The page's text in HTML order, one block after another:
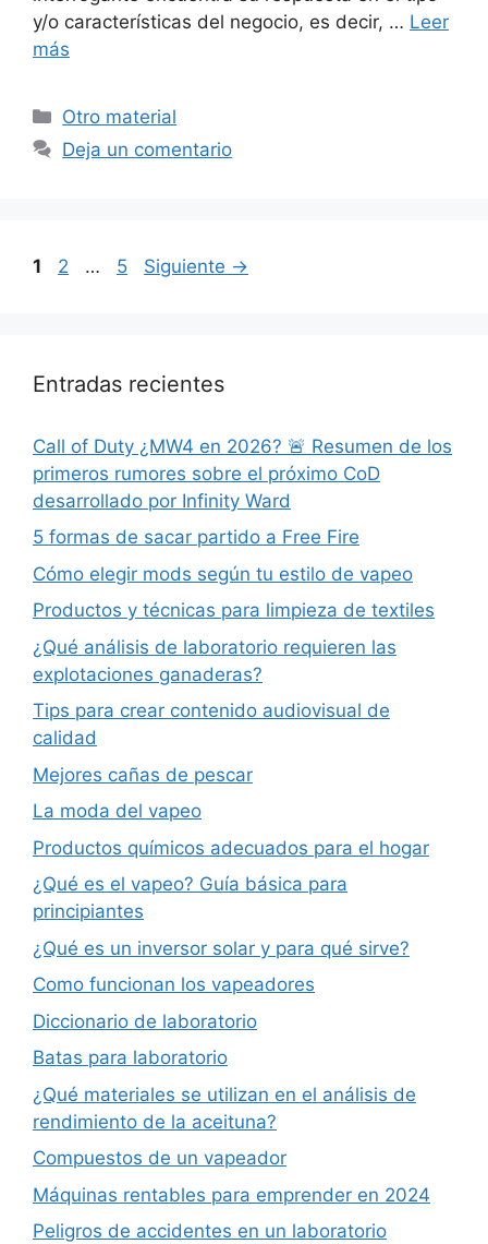
y/o características del negocio, es decir, … Leer
más
Categorías
Otro material
Deja un comentario
Página
1 Página
2 … Página
5 Siguiente →
Entradas recientes
Call of Duty ¿MW4 en 2026? 🚨 Resumen de los
primeros rumores sobre el próximo CoD
desarrollado por Infinity Ward
5 formas de sacar partido a Free Fire
Cómo elegir mods según tu estilo de vapeo
Productos y técnicas para limpieza de textiles
¿Qué análisis de laboratorio requieren las
explotaciones ganaderas?
Tips para crear contenido audiovisual de
calidad
Mejores cañas de pescar
La moda del vapeo
Productos químicos adecuados para el hogar
¿Qué es el vapeo? Guía básica para
principiantes
¿Qué es un inversor solar y para qué sirve?
Como funcionan los vapeadores
Diccionario de laboratorio
Batas para laboratorio
¿Qué materiales se utilizan en el análisis de
rendimiento de la aceituna?
Compuestos de un vapeador
Máquinas rentables para emprender en 2024
Peligros de accidentes en un laboratorio